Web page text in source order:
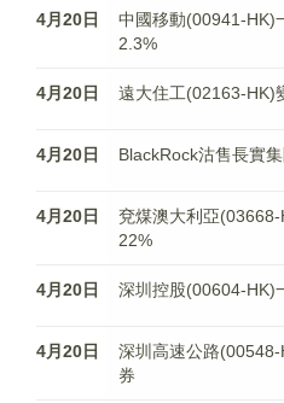
4月20日
中國移動(00941-HK)
2.3%
4月20日 遠大住工(02163-HK)
4月20日 BlackRock沽售長實
4月20日
兗煤澳大利亞
22%
4月20日 深圳控股(00604-HK)
4月20日
深圳高速公路
券